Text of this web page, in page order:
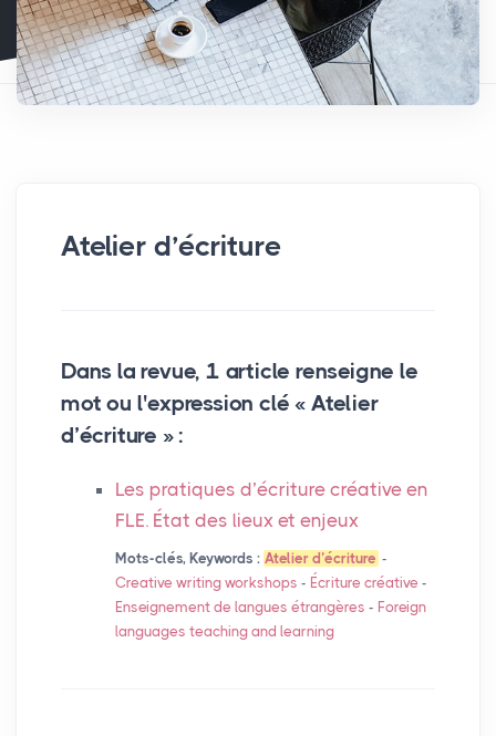
Atelier d’écriture
Dans la revue, 1 article renseigne le
mot ou l'expression clé « Atelier
d’écriture » :
Les pratiques d’écriture créative en
FLE. État des lieux et enjeux
Mots-clés, Keywords : Atelier d’écriture -
Creative writing workshops - Écriture créative -
Enseignement de langues étrangères - Foreign
languages teaching and learning